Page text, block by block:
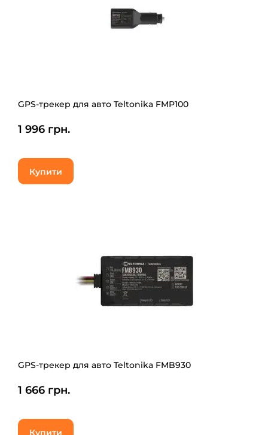
GPS-трекер для авто Teltonika FMP100
1 996 грн.
Купити
GPS-трекер для авто Teltonika FMB930
1 666 грн.
Купити